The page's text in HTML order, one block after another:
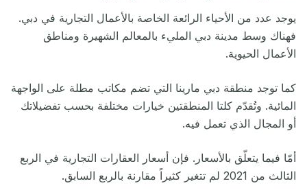
يوجد عدد من الأحياء الرائعة الخاصة بالأعمال التجارية في دبي.
فهناك وسط مدينة دبي المليء بالمعالم الشهيرة ومناطق
الأعمال الحيوية.
كما توجد منطقة دبي مارينا التي تضم مكاتب مطلة على الواجهة
المائية. وتُقدّم كلتا المنطقتين خيارات مختلفة بحسب تفضيلاتك
أو المجال الذي تعمل فيه.
أمّا فيما يتعلّق بالأسعار. فإن أسعار العقارات التجارية في الربع
الثالث من 2021 لم تتغير كثيراً مقارنة بالربع السابق.